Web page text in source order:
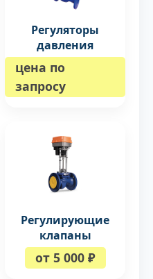
Регуляторы
давления
цена по
запросу
Регулирующие
клапаны
от 5 000 ₽